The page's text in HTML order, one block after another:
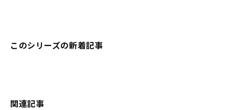
このシリーズの新着記事
関連記事